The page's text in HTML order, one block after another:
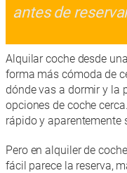
antes de
Alquilar coche desde
forma más cómoda de
dónde vas a dormir y la
opciones de coche
rápido y aparentemente
Pero en alquiler de
fácil parece la reserva,